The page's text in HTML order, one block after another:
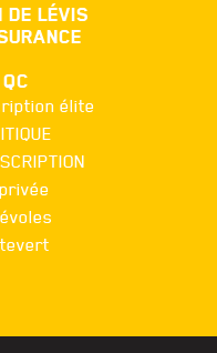
DE LÉVIS
élite